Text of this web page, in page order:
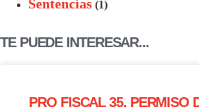
Sentencias (1)
TE PUEDE INTERESAR...
PRO FISCAL 35. PERMISO